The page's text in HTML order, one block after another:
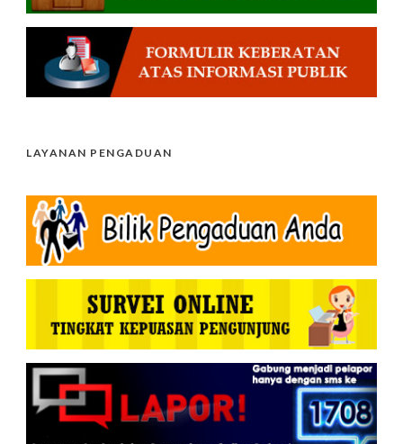
LAYANAN PENGADUAN